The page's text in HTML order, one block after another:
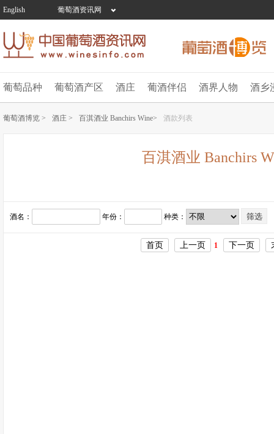
English 葡萄酒资讯网
葡萄品种 葡萄酒产区 酒庄 葡酒伴侣 酒界人物 酒乡
葡萄酒博览 > 酒庄 > 百淇酒业 Banchirs Wine> 酒款列表
百淇酒业 Banchirs
酒名： 年份： 种类：
首页 上一页 1 下一页